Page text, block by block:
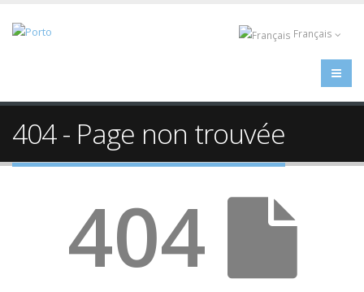
Français
404 - Page non trouvée
404